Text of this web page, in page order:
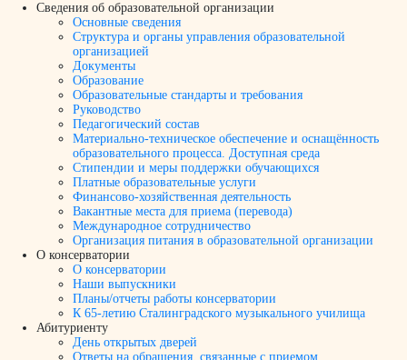
Сведения об образовательной организации
Основные сведения
Структура и органы управления образовательной
организацией
Документы
Образование
Образовательные стандарты и требования
Руководство
Педагогический состав
Материально-техническое обеспечение и оснащённость
образовательного процесса. Доступная среда
Стипендии и меры поддержки обучающихся
Платные образовательные услуги
Финансово-хозяйственная деятельность
Вакантные места для приема (перевода)
Международное сотрудничество
Организация питания в образовательной организации
О консерватории
О консерватории
Наши выпускники
Планы/отчеты работы консерватории
К 65-летию Сталинградского музыкального училища
Абитуриенту
День открытых дверей
Ответы на обращения, связанные с приемом